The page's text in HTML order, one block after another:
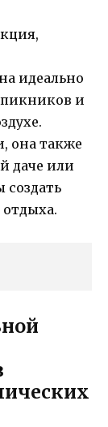
идеально
пикников и
она также
даче или
создать